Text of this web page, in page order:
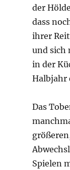
der
dass
ihrer
und sich
in der
Halbjahr
Das
Spielen